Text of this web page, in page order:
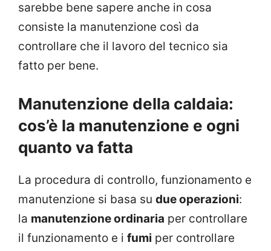
sarebbe bene sapere anche in cosa
consiste la manutenzione così da
controllare che il lavoro del tecnico sia
fatto per bene.
Manutenzione della caldaia:
cos’è la manutenzione e ogni
quanto va fatta
La procedura di controllo, funzionamento e
manutenzione si basa su due operazioni:
la manutenzione ordinaria per controllare
il funzionamento e i fumi per controllare